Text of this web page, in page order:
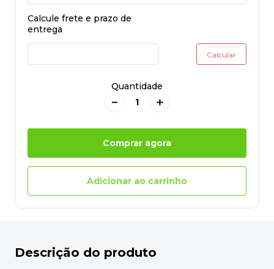
Quantidade
＋
－
Comprar agora
Adicionar ao carrinho
Descrição do produto